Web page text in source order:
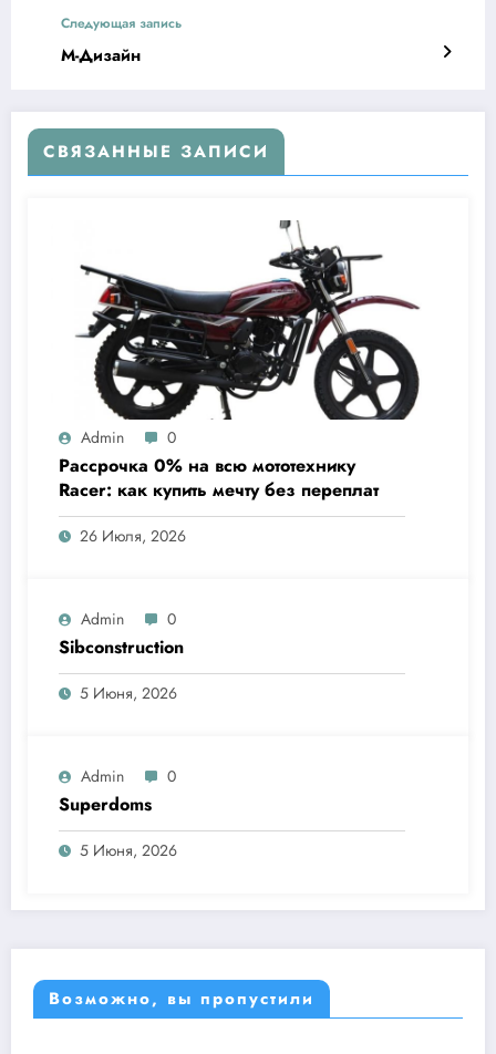
Следующая запись
М-Дизайн
СВЯЗАННЫЕ ЗАПИСИ
Admin 0
Рассрочка 0% на всю мототехнику
Racer: как купить мечту без переплат
26 Июля, 2026
Admin 0
Sibconstruction
5 Июня, 2026
Admin 0
Superdoms
5 Июня, 2026
Возможно, вы пропустили